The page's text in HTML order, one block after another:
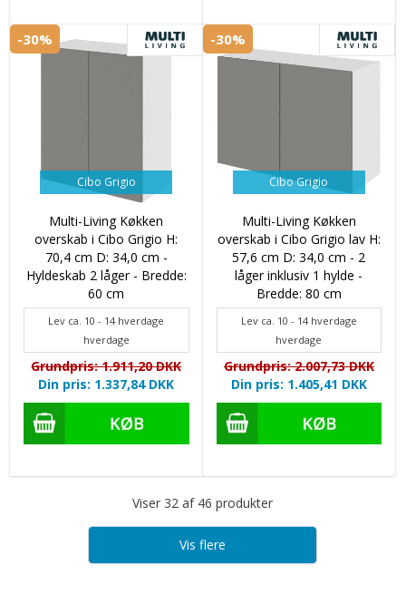
-30%
Cibo Grigio
Multi-Living Køkken
overskab i Cibo Grigio H:
70,4 cm D: 34,0 cm -
Hyldeskab 2 låger - Bredde:
60 cm
Lev ca. 10 - 14 hverdage
hverdage
Grundpris: 1.911,20 DKK
Din pris: 1.337,84 DKK
-30%
Cibo Grigio
Multi-Living Køkken
overskab i Cibo Grigio lav H:
57,6 cm D: 34,0 cm - 2
låger inklusiv 1 hylde -
Bredde: 80 cm
Lev ca. 10 - 14 hverdage
hverdage
Grundpris: 2.007,73 DKK
Din pris: 1.405,41 DKK
Viser 32 af 46 produkter
Vis flere